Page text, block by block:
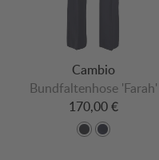
Cambio
Bundfaltenhose 'Farah'
170,00 €